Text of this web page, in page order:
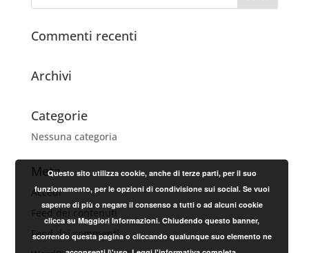
Commenti recenti
Archivi
Categorie
Nessuna categoria
Meta
Accedi
Feed dei contenuti
Feed dei commenti
Questo sito utilizza cookie, anche di terze parti, per il suo
funzionamento, per le opzioni di condivisione sui social. Se vuoi
saperne di più o negare il consenso a tutti o ad alcuni cookie
clicca su Maggiori Informazioni. Chiudendo questo banner,
scorrendo questa pagina o cliccando qualunque suo elemento ne